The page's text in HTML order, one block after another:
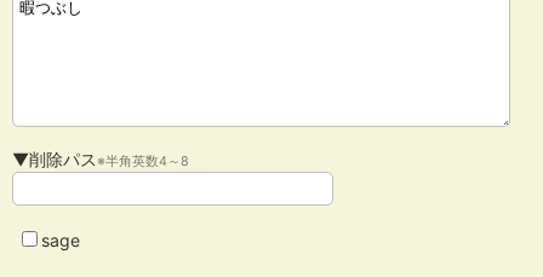
▼削除パス※半角英数4～8
sage